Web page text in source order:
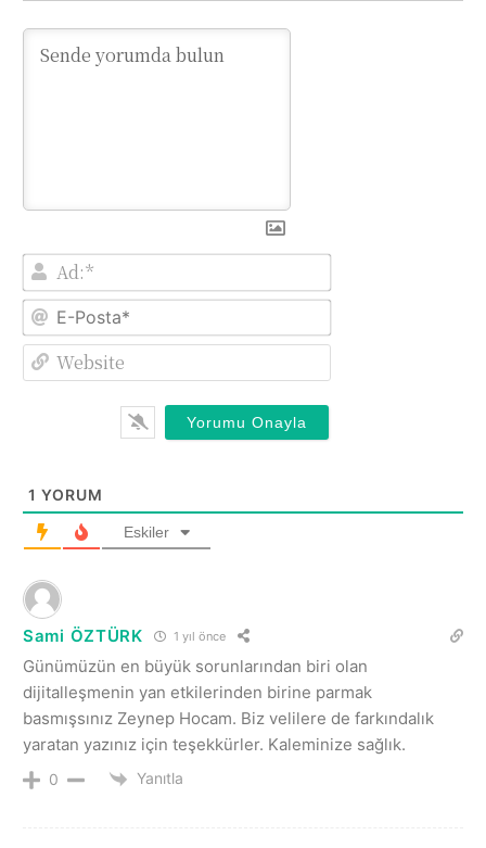
Ad:*
E-
1 YORUM
Eskiler
Sami ÖZTÜRK 1 yıl önce
Günümüzün en büyük sorunlarından biri olan
dijitalleşmenin yan etkilerinden birine parmak
basmışsınız Zeynep Hocam. Biz velilere de farkındalık
yaratan yazınız için teşekkürler. Kaleminize sağlık.
0 Yanıtla